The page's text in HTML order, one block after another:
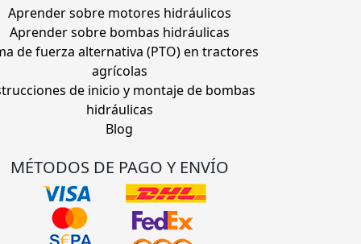
Aprender sobre motores hidráulicos
Aprender sobre bombas hidráulicas
de fuerza alternativa (PTO) en tractores
agrícolas
de inicio y montaje de bombas
hidráulicas
Blog
MÉTODOS DE PAGO Y ENVÍO